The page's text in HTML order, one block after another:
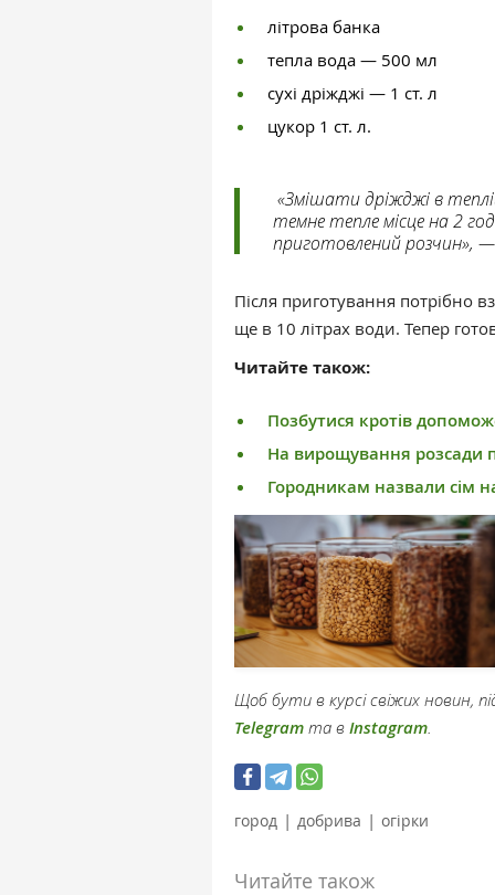
літрова банка
тепла вода — 500 мл
сухі дріжджі — 1 ст. л
цукор 1 ст. л.
«Змішати дріжджі в
темне тепле місце на 2
приготовлений розчин»,
Після приготування потрібно
ще в 10 літрах води. Тепер
Читайте також:
Позбутися кротів
На вирощування розсади
Городникам назвали сім
Щоб бути в курсі свіжих новин,
Telegram та в Instagram
город | добрива | огірки
Читайте також